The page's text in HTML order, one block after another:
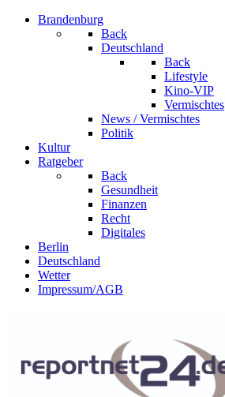
Brandenburg
Back
Deutschland
Back
Lifestyle
Kino-VIP
Vermischtes
News / Vermischtes
Politik
Kultur
Ratgeber
Back
Gesundheit
Finanzen
Recht
Digitales
Berlin
Deutschland
Wetter
Impressum/AGB